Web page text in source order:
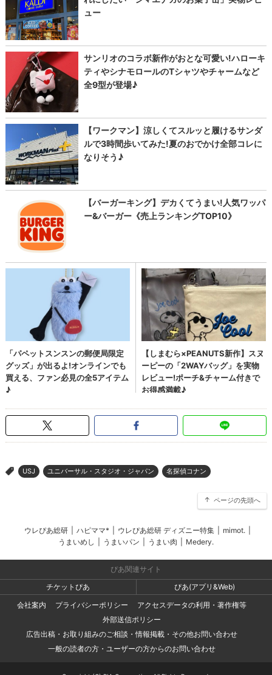
> USJ ユニバーサル・スタジオ・ジャパン 名探偵コナン
ページの先頭へ
ウレぴあ総研 ハピママ* ウレぴあ総研 ディズニー特集 mimot.
うまいめし
うまいパン うまい肉 Medery.
ぴあ関連サイト
チケットぴあ
ぴあ(アプリ&Web)
会社案内
プライバシーポリシー
アクセスデータの利用・著作権等
外部送信ポリシー
広告出稿・お取り組みのご相談・情報掲載・その他お問い合わせ
一般の読者の方・ユーザーの方からのお問い合わせ